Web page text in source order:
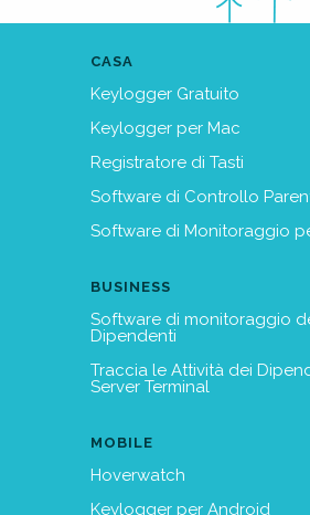
CASA
Keylogger Gratuito
Keylogger per Mac
Registratore di Tasti
Software di Controllo
Software di Monitoraggio
BUSINESS
Software di monitoraggio
Dipendenti
Traccia le Attività dei
Server Terminal
MOBILE
Hoverwatch
Keylogger per Android